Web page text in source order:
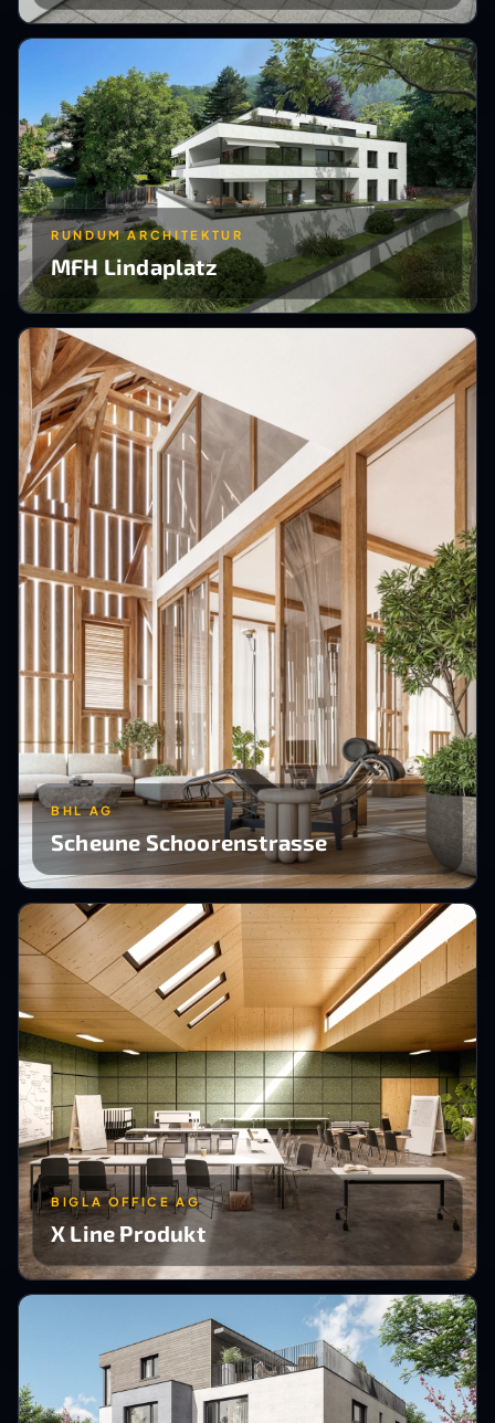
RUNDUM ARCHITEKTUR
MFH Lindaplatz
BHL AG
Scheune Schoorenstrasse
BIGLA OFFICE AG
X Line Produkt